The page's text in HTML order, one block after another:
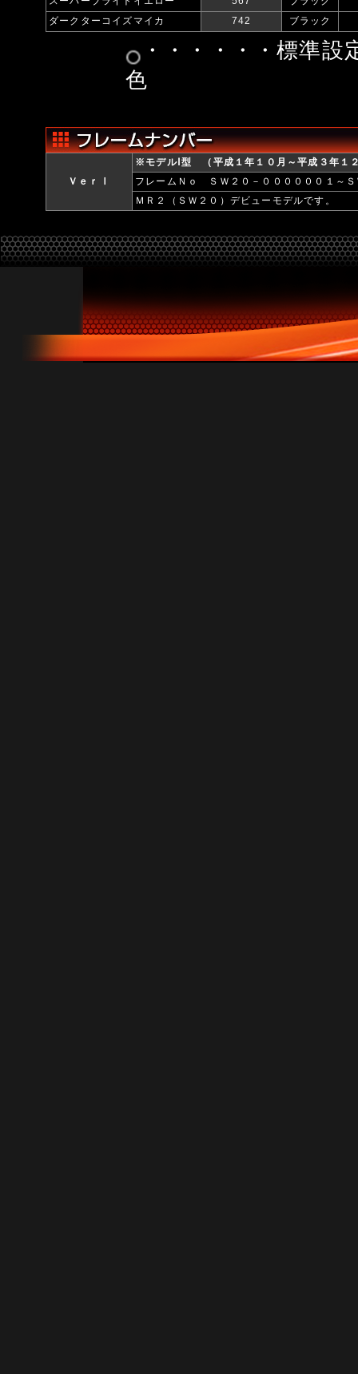
ダークターコイズマイカ
742 ブラック
・・・・・・標
色
ＶｅｒⅠ
※モデルⅠ型 （平成１年１０月～平成３年１
フレームＮｏ ＳＷ２０－００００００１～
ＭＲ２（ＳＷ２０）デビューモデルです。